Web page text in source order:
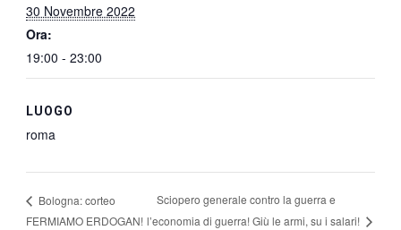
30 Novembre 2022
Ora:
19:00 - 23:00
LUOGO
roma
Bologna: corteo
FERMIAMO ERDOGAN!
Sciopero generale contro la guerra e
l’economia di guerra! Giù le armi, su i salari!